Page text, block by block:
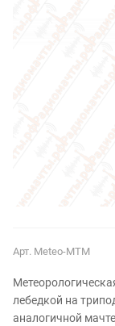
Арт. Meteo-МТМ
лебедкой на
аналогичной